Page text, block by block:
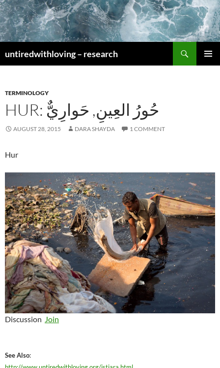
Skip
to
content
untiredwithloving – research
TERMINOLOGY
HUR: حُورُ العِينِ, حَوارِيٌّ
AUGUST 28, 2015 DARA SHAYDA 1 COMMENT
Hur
Discussion Join
See Also: